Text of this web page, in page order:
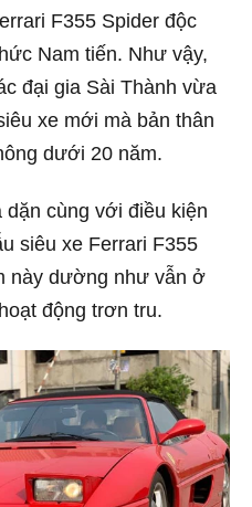
F355 Spider độc
Nam tiến. Như vậy,
đại gia Sài Thành vừa
xe mới mà bản thân
dưới 20 năm.
cùng với điều kiện
siêu xe Ferrari F355
này dường như vẫn ở
động trơn tru.